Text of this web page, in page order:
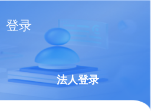
登录
法人登录